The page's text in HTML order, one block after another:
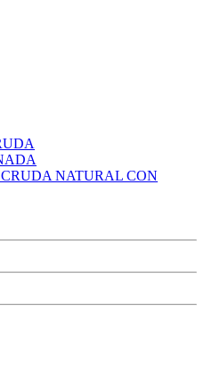
NATURAL CON